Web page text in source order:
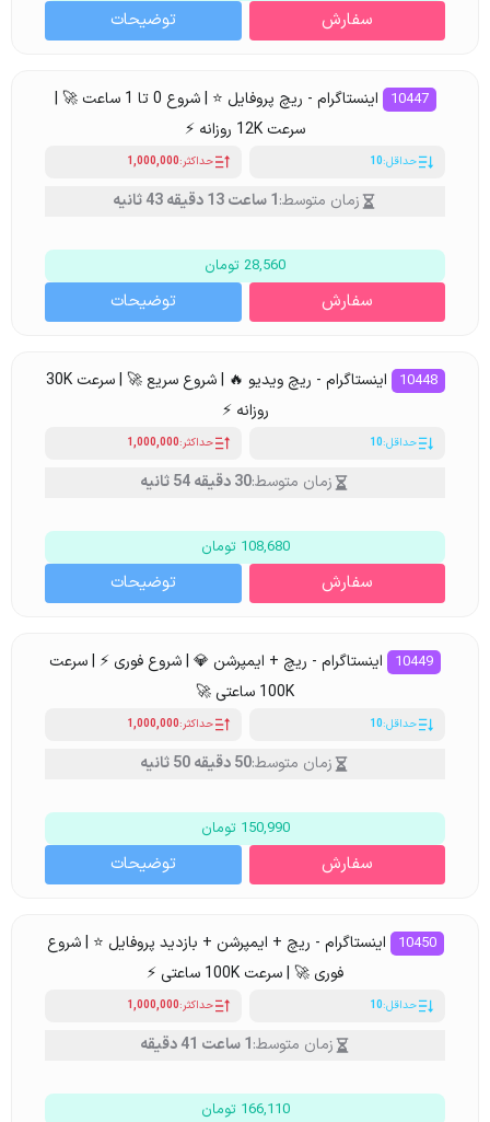
سفارش توضیحات
10447
اینستاگرام - ریچ پروفایل ⭐ | شروع 0 تا 1 ساعت 🚀 |
سرعت 12K روزانه ⚡
حداقل:10 حداکثر:1,000,000
زمان متوسط:1 ساعت 13 دقیقه 43 ثانیه
28,560 تومان
سفارش توضیحات
10448
اینستاگرام - ریچ ویدیو 🔥 | شروع سریع 🚀 | سرعت 30K
روزانه ⚡
حداقل:10 حداکثر:1,000,000
زمان متوسط:30 دقیقه 54 ثانیه
108,680 تومان
سفارش توضیحات
10449
اینستاگرام - ریچ + ایمپرشن 💎 | شروع فوری ⚡ | سرعت
100K ساعتی 🚀
حداقل:10 حداکثر:1,000,000
زمان متوسط:50 دقیقه 50 ثانیه
150,990 تومان
سفارش توضیحات
10450
اینستاگرام - ریچ + ایمپرشن + بازدید پروفایل ⭐ | شروع
فوری 🚀 | سرعت 100K ساعتی ⚡
حداقل:10 حداکثر:1,000,000
زمان متوسط:1 ساعت 41 دقیقه
166,110 تومان